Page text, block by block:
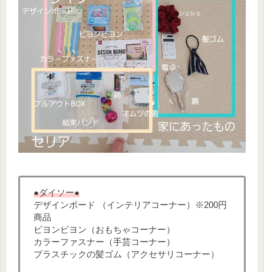
●ダイソー●
デザインボード （インテリアコーナー）※200円
商品
ビヨンビヨン（おもちゃコーナー）
カラーファスナー（手芸コーナー）
プラスチックの髪ゴム（アクセサリコーナー）